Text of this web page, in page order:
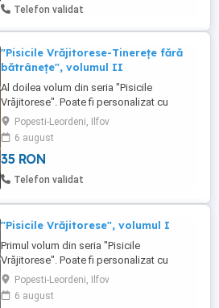
Telefon validat
"Pisicile Vrăjitorese-Tinerețe fără
bătrânețe", volumul II
Al doilea volum din seria "Pisicile
Vrăjitorese". Poate fi personalizat cu
dedicație și autograf de la autoare.
Popesti-Leordeni, Ilfov
6 august
35 RON
Telefon validat
"Pisicile Vrăjitorese", volumul I
Primul volum din seria "Pisicile
Vrăjitorese". Poate fi personalizat cu
dedicație și autograf de la autoare.
Popesti-Leordeni, Ilfov
6 august